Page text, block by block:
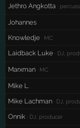
Jethro Angkotta ·
Johannes
Knowledje
· MC
Laidback Luke · DJ,
Marxman · MC
Mike L.
Mike Lachman · DJ,
Onnik · DJ, producer